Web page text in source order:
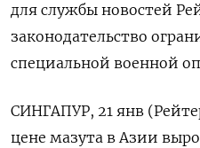
для службы новостей
законодательство
специальной военной
СИНГАПУР, 21 янв
цене мазута в Азии